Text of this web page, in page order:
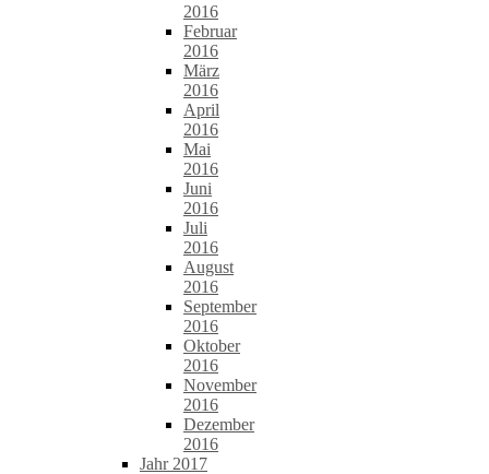
2016
Februar
2016
März
2016
April
2016
Mai
2016
Juni
2016
Juli
2016
August
2016
September
2016
Oktober
2016
November
2016
Dezember
2016
Jahr 2017